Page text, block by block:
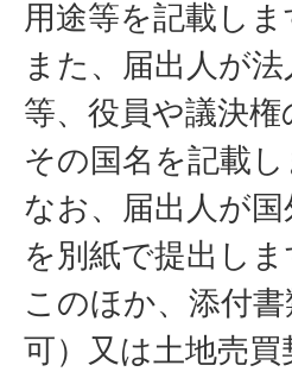
用途等を記載しま
また、届出人が
等、役員や議決
その国名を記載し
なお、届出人が
を別紙で提出しま
このほか、添付
可）又は土地売